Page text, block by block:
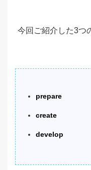
今回ご紹介した3つ
prepare
create
develop